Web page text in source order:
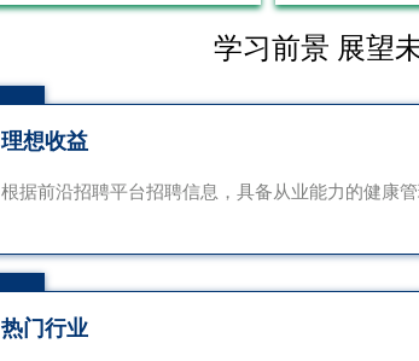
学习前景 展望
理想收益
根据前沿招聘平台招聘信息，具备从业能力的健康
热门行业